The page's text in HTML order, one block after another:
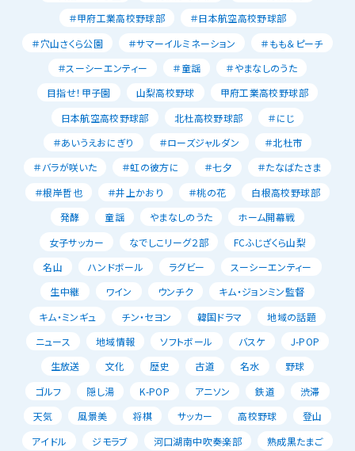
＃甲府工業高校野球部
＃日本航空高校野球部
＃穴山さくら公園
＃サマーイルミネーション
＃もも＆ピーチ
＃スーシーエンティー
＃童謡
＃やまなしのうた
目指せ！甲子園
山梨高校野球
甲府工業高校野球部
日本航空高校野球部
北杜高校野球部
＃にじ
＃あいうえおにぎり
＃ローズジャルダン
＃北杜市
＃バラが咲いた
＃虹の彼方に ＃七夕
＃たなばたさま
＃根岸哲也
＃井上かおり ＃桃の花
白根高校野球部
発酵
童謡 やまなしのうた
ホーム開幕戦
女子サッカー
なでしこリーグ２部
FCふじざくら山梨
名山
ハンドボール ラグビー
スーシーエンティー
生中継
ワイン ウンチク
キム・ジョンミン監督
キム・ミンギュ
チン・セヨン 韓国ドラマ
地域の話題
ニュース
地域情報 ソフトボール バスケ
J-POP
生放送
文化 歴史 古道 名水
野球
ゴルフ
隠し湯 K-POP アニソン 鉄道
渋滞
天気
風景美 将棋 サッカー 高校野球
登山
アイドル
ジモラブ 河口湖南中吹奏楽部
熟成黒たまご